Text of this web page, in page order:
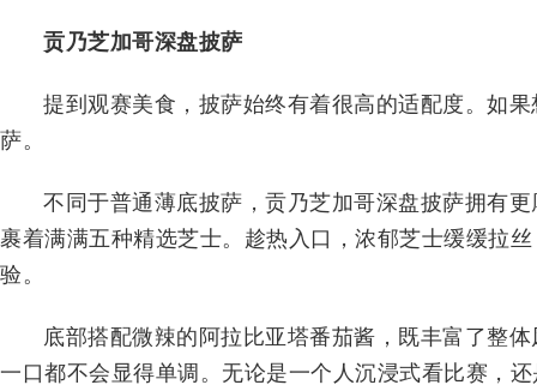
贡乃芝加哥深盘披萨
提到观赛美食，披萨始终有着很高的适配度。如
萨。
不同于普通薄底披萨，贡乃芝加哥深盘披萨拥有
裹着满满五种精选芝士。趁热入口，浓郁芝士缓缓拉
验。
底部搭配微辣的阿拉比亚塔番茄酱，既丰富了整
一口都不会显得单调。无论是一个人沉浸式看比赛，